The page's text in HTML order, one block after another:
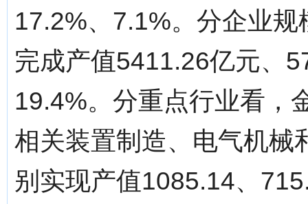
17.2%、7.1%。分企业
完成产值5411.26亿元、
19.4%。分重点行业看，
相关装置制造、电气机械
别实现产值1085.14、